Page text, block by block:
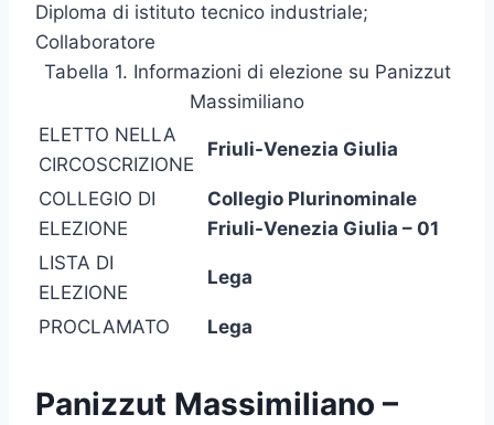
Diploma di istituto tecnico industriale;
Collaboratore
Tabella 1. Informazioni di elezione su Panizzut
Massimiliano
ELETTO NELLA
CIRCOSCRIZIONE
Friuli-Venezia Giulia
COLLEGIO DI
ELEZIONE
Collegio Plurinominale
Friuli-Venezia Giulia – 01
LISTA DI
ELEZIONE
Lega
PROCLAMATO Lega
Panizzut Massimiliano –